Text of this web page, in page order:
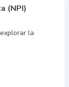
(NPI)
la